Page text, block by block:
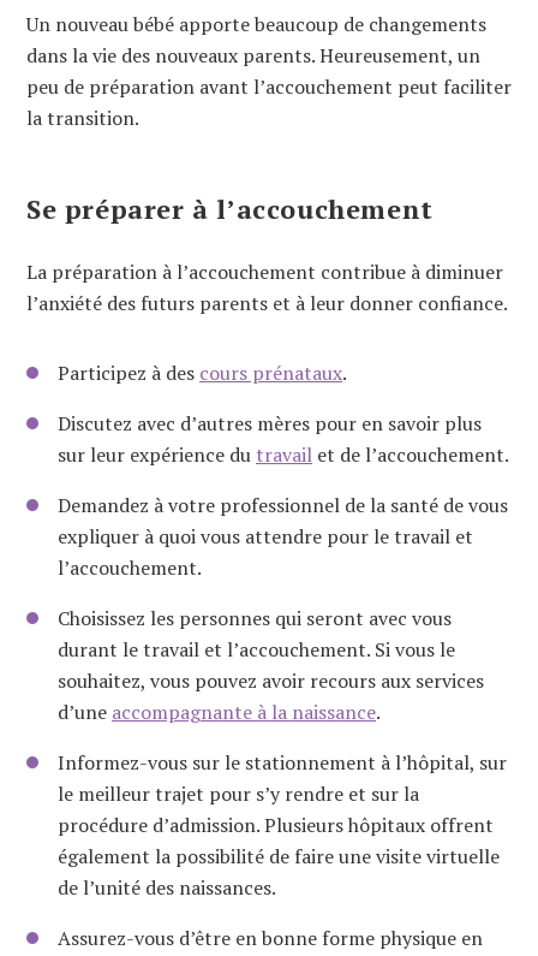
Un nouveau bébé apporte beaucoup de changements
dans la vie des nouveaux parents. Heureusement, un
peu de préparation avant l’accouchement peut faciliter
la transition.
Se préparer à l’accouchement
La préparation à l’accouchement contribue à diminuer
l’anxiété des futurs parents et à leur donner confiance.
Participez à des cours prénataux.
Discutez avec d’autres mères pour en savoir plus
sur leur expérience du travail et de l’accouchement.
Demandez à votre professionnel de la santé de vous
expliquer à quoi vous attendre pour le travail et
l’accouchement.
Choisissez les personnes qui seront avec vous
durant le travail et l’accouchement. Si vous le
souhaitez, vous pouvez avoir recours aux services
d’une accompagnante à la naissance.
Informez-vous sur le stationnement à l’hôpital, sur
le meilleur trajet pour s’y rendre et sur la
procédure d’admission. Plusieurs hôpitaux offrent
également la possibilité de faire une visite virtuelle
de l’unité des naissances.
Assurez-vous d’être en bonne forme physique en